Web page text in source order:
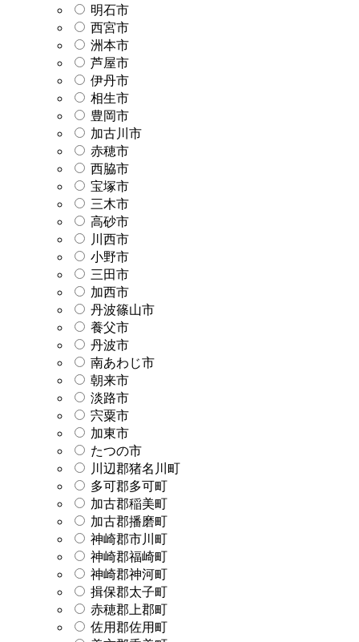
明石市
西宮市
洲本市
芦屋市
伊丹市
相生市
豊岡市
加古川市
赤穂市
西脇市
宝塚市
三木市
高砂市
川西市
小野市
三田市
加西市
丹波篠山市
養父市
丹波市
南あわじ市
朝来市
淡路市
宍粟市
加東市
たつの市
川辺郡猪名川町
多可郡多可町
加古郡稲美町
加古郡播磨町
神崎郡市川町
神崎郡福崎町
神崎郡神河町
揖保郡太子町
赤穂郡上郡町
佐用郡佐用町